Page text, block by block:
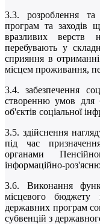
3.3. розроблення та
програм та заходів
вразливих верств
перебувають у
сприяння в
місцем проживання,
3.4. забезпечення
створенню умов для
об'єктів соціальної
3.5. здійснення
під час
органами
інформаційно-
3.6. Виконання
місцевого бюджету
державних програм
субвенцій з